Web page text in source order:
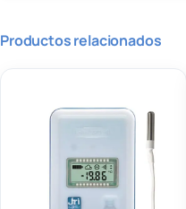
Productos relacionados